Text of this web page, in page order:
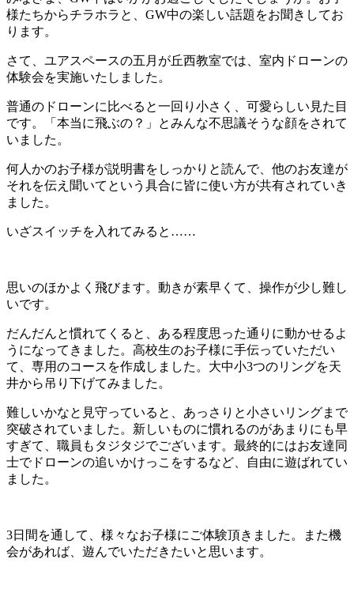
様たちからチラホラと、GW中の楽しい話題をお聞きしてお
ります。
さて、ユアスペースの五月が丘西教室では、室内ドローンの
体験会を実施いたしました。
普通のドローンに比べると一回り小さく、可愛らしい見た目
です。「本当に飛ぶの？」とみんな不思議そうな顔をされて
いました。
何人かのお子様が説明書をしっかりと読んで、他のお友達が
それを伝え聞いてという具合に皆に使い方が共有されていき
ました。
いざスイッチを入れてみると……
思いのほかよく飛びます。動きが素早くて、操作が少し難し
いです。
だんだんと慣れてくると、ある程度思った通りに動かせるよ
うになってきました。高校生のお子様に手伝っていただい
て、専用のコースを作成しました。大中小3つのリングを天
井から吊り下げてみました。
難しいかなと見守っていると、あっさりと小さいリングまで
突破されていました。新しいものに慣れるのがあまりにも早
すぎて、職員もタジタジでございます。最終的にはお友達同
士でドローンの追いかけっこをするなど、自由に遊ばれてい
ました。
3日間を通して、様々なお子様にご体験頂きました。また機
会があれば、遊んでいただきたいと思います。